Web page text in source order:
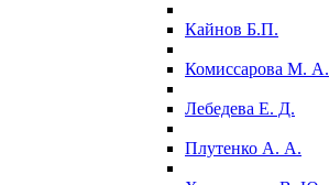
Кайнов Б.П.
Комиссарова М. А.
Лебедева Е. Д.
Плутенко А. А.